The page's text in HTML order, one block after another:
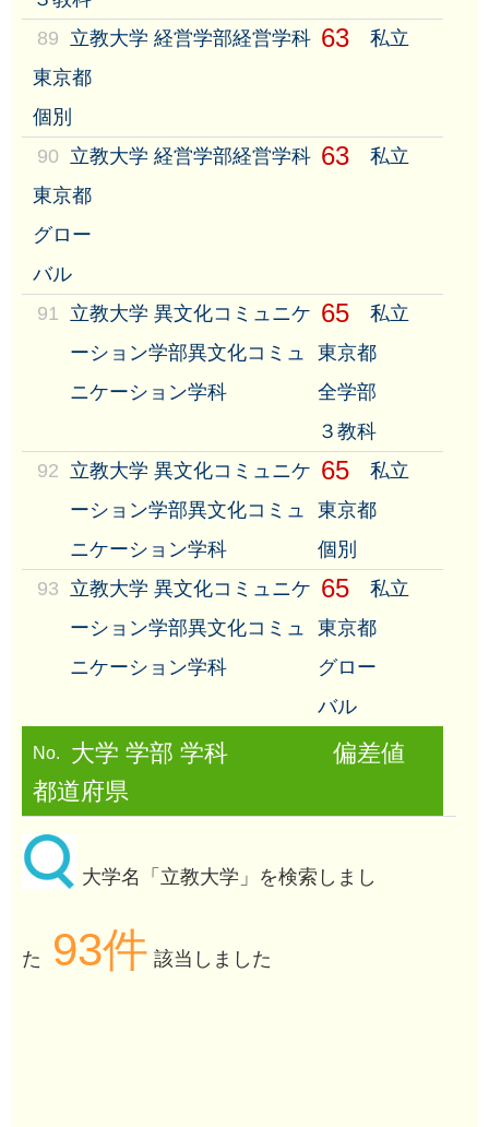
89 立教大学 経営学部経営学科 63
私立
東京都
個別
90 立教大学 経営学部経営学科 63
私立
東京都
グロー
バル
91
立教大学 異文化コミュニケ
ーション学部異文化コミュ
ニケーション学科
65
私立
東京都
全学部
３教科
92 立教大学 異文化コミュニケ
ーション学部異文化コミュ
ニケーション学科
65
私立
東京都
個別
93 立教大学 異文化コミュニケ
ーション学部異文化コミュ
ニケーション学科
65
私立
東京都
グロー
バル
No. 大学 学部 学科
偏差値
都道府県
大学名「立教大学」を検索しまし
た 93件 該当しました